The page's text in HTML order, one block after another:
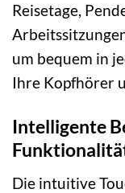
Reisetage,
um bequem in
Ihre Kopfhörer
Intelligente
Die intuitive